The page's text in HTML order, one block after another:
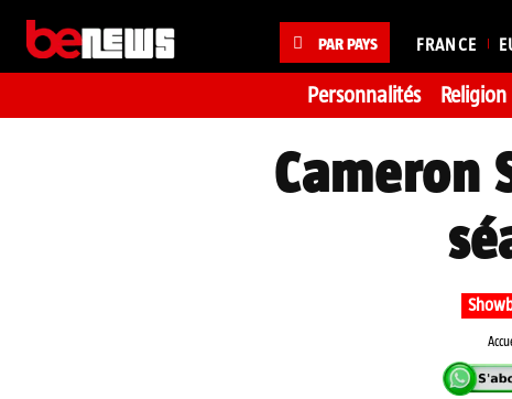
PAR PAYS FRANCE
Personnalités Religion
Cameron